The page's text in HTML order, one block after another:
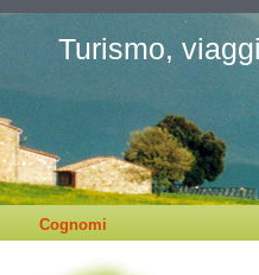
Turismo,
Cognomi